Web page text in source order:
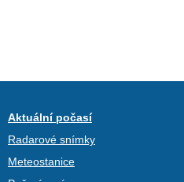
Aktuální počasí
Radarové snímky
Meteostanice